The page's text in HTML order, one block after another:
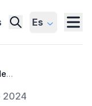
Es
2024